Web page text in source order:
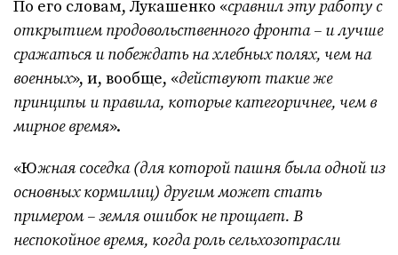
По его словам, Лукашенко «сравнил эту работу с
открытием продовольственного фронта – и лучше
сражаться и побеждать на хлебных полях, чем на
военных», и, вообще, «действуют такие же
принципы и правила, которые категоричнее, чем в
мирное время».
«Южная соседка (для которой пашня была одной из
основных кормилиц) другим может стать
примером – земля ошибок не прощает. В
неспокойное время, когда роль сельхозотрасли